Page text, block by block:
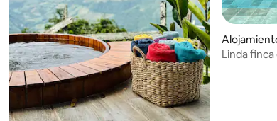
promedio: 4.71 de 5, 7 reseñas
Linda